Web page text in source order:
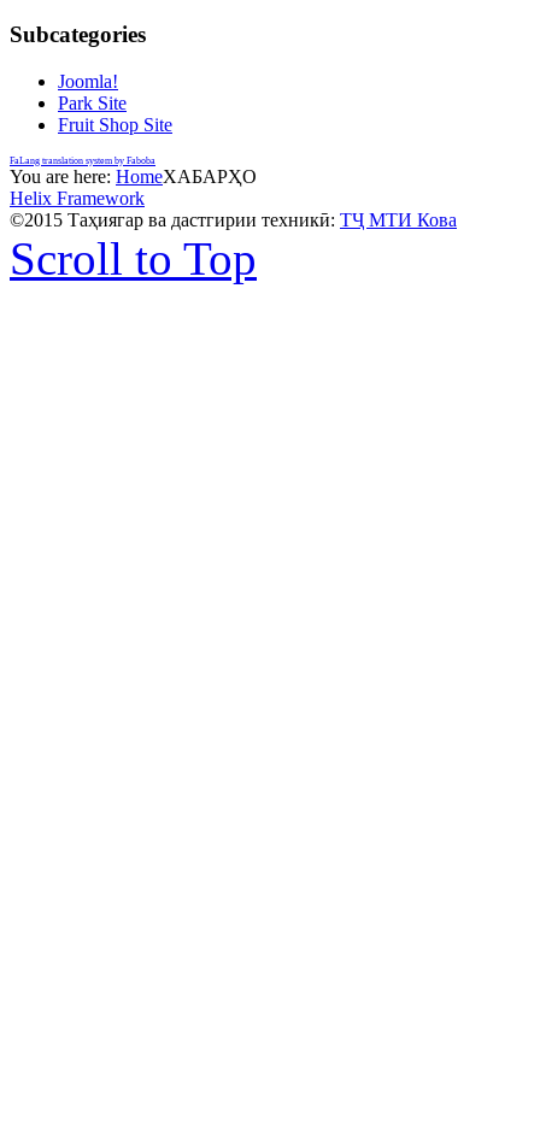
Subcategories
Joomla!
Park Site
Fruit Shop Site
FaLang translation system by Faboba
You are here: HomeХАБАРҲО
Helix Framework
©2015 Таҳиягар ва дастгирии техникӣ: ТҶ МТИ Кова
Scroll to Top